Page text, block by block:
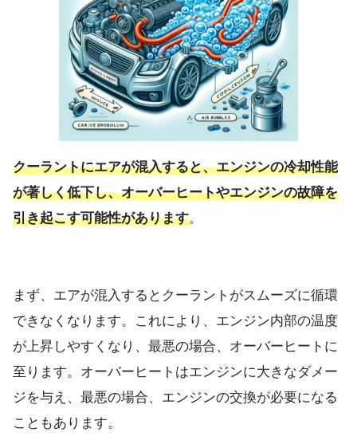
クーラントにエアが混入すると、エンジンの冷却性能
が著しく低下し、オーバーヒートやエンジンの故障を
引き起こす可能性があります。
まず、エアが混入するとクーラントがスムーズに循環
できなくなります。これにより、エンジン内部の温度
が上昇しやすくなり、最悪の場合、オーバーヒートに
至ります。オーバーヒートはエンジンに大きなダメー
ジを与え、最悪の場合、エンジンの交換が必要になる
こともあります。